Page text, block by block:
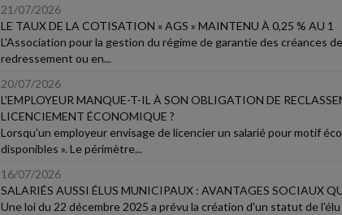
21/07/2026
LE TAUX DE LA COTISATION « AGS » MAINTENU À 0,25 % AU 1
L'Association pour la gestion du régime de garantie des créances
redressement ou en...
20/07/2026
L'EMPLOYEUR MANQUE-T-IL À SON OBLIGATION DE
LICENCIEMENT ÉCONOMIQUE ?
Lorsqu'un employeur envisage de licencier un salarié pour motif
disponibles ». Le périmètre...
16/07/2026
SALARIÉS AUSSI ÉLUS MUNICIPAUX : AVANTAGES SOCIAUX
Une loi du 22 décembre 2025 a prévu la création d'un statut de